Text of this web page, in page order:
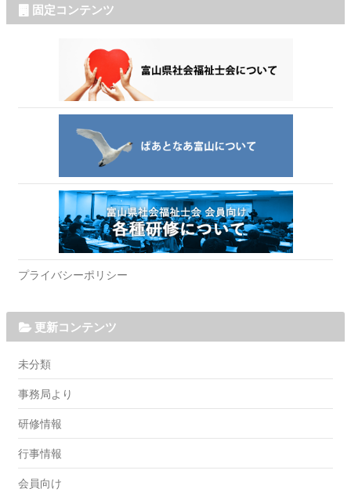
固定コンテンツ
プライバシーポリシー
更新コンテンツ
未分類
事務局より
研修情報
行事情報
会員向け